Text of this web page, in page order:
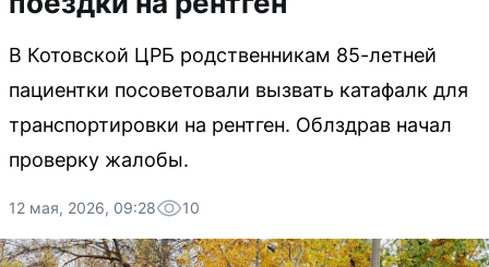
В Котовской ЦРБ родственникам 85-летней
пациентки посоветовали вызвать катафалк для
транспортировки на рентген. Облздрав начал
проверку жалобы.
12 мая, 2026, 09:28 10